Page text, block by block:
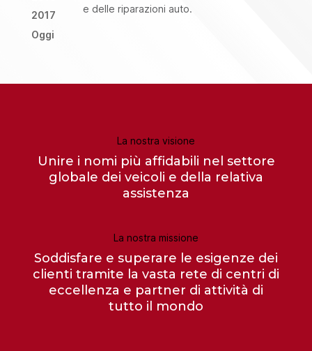
2017
Oggi
e delle riparazioni auto.
La nostra visione
Unire i nomi più affidabili nel settore
globale dei veicoli e della relativa
assistenza
La nostra missione
Soddisfare e superare le esigenze dei
clienti tramite la vasta rete di centri di
eccellenza e partner di attività di
tutto il mondo